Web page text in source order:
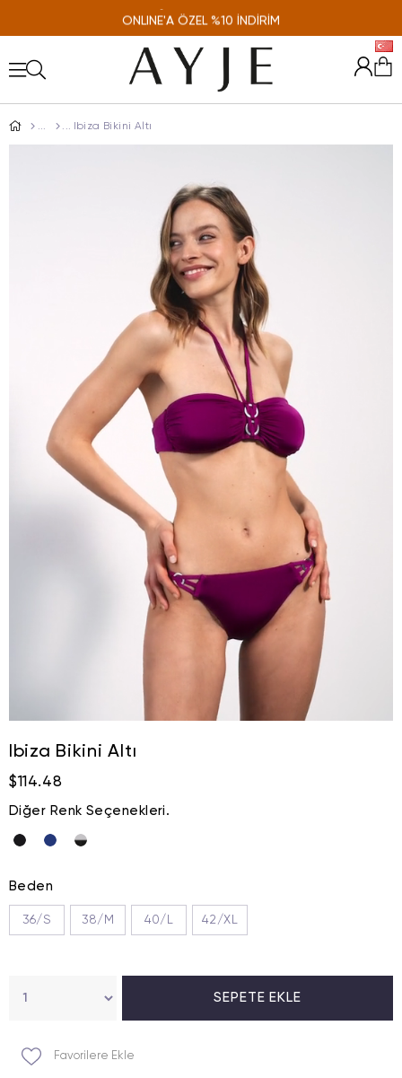
ONLINE'A ÖZEL %10 İNDİRİM
Ibiza Bikini Altı
Ibiza Bikini Altı
$114.48
Diğer Renk Seçenekleri.
Beden
36/S 38/M 40/L 42/XL
Favorilere Ekle